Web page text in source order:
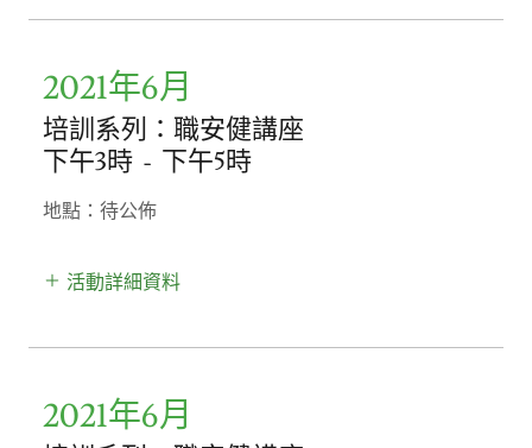
2021年6月
培訓系列：職安健講座
下午3時 - 下午5時
地點：待公佈
活動詳細資料
2021年6月